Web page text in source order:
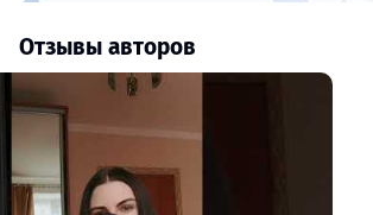
Отзывы авторов